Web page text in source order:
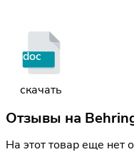
doc
скачать
Отзывы на
На этот товар еще нет